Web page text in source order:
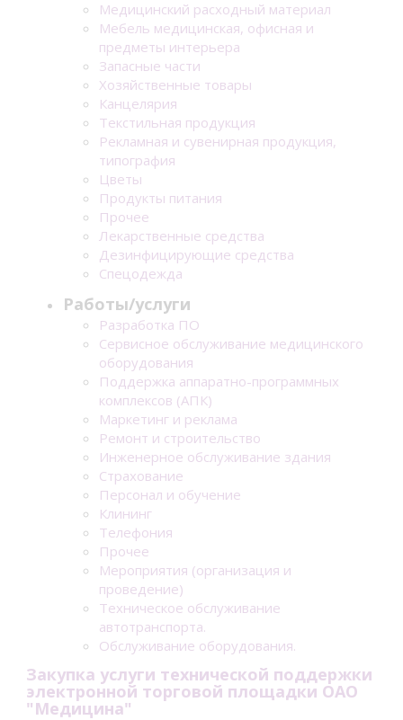
Медицинский расходный материал
Мебель медицинская, офисная и
предметы интерьера
Запасные части
Хозяйственные товары
Канцелярия
Текстильная продукция
Рекламная и сувенирная продукция,
типография
Цветы
Продукты питания
Прочее
Лекарственные средства
Дезинфицирующие средства
Спецодежда
Работы/услуги
Разработка ПО
Сервисное обслуживание медицинского
оборудования
Поддержка аппаратно-программных
комплексов (АПК)
Маркетинг и реклама
Ремонт и строительство
Инженерное обслуживание здания
Страхование
Персонал и обучение
Клининг
Телефония
Прочее
Мероприятия (организация и
проведение)
Техническое обслуживание
автотранспорта.
Обслуживание оборудования.
Закупка услуги технической поддержки
электронной торговой площадки ОАО
"Медицина"